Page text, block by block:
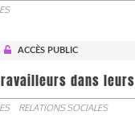
ACCÈS PUBLIC
dans
RELATIONS SOCIALES